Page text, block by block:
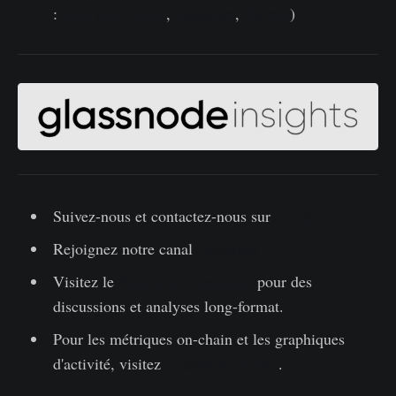
:
, , )
Suivez-nous et contactez-nous sur
Rejoignez notre canal
Visitez le
pour des
discussions et analyses long-format.
Pour les métriques on-chain et les graphiques
d'activité, visitez
.